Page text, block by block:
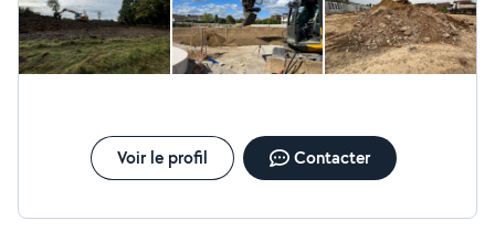
Voir le profil Contacter